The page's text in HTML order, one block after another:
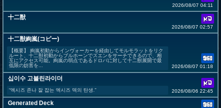
2026/08/07 04:11
十二獣
2026/08/07 02:57
十二獣絢嵐(コピー)
【概要】 絢嵐初動からインヴォーカーを経由してモルモラットをリク
ルート、十二獣初動からブルホーンでスエンをサーチできるので、相
互にアクセス可能。絢嵐の弱点であるドロバに対して十二獣展開で最
低限の妨害を...
2026/08/07 01:18
십이수 고블린라이더
“엑시즈 존나 잘 잡는 엑시즈 덱의 탄생.” 2026/08/06 22:45
Generated Deck